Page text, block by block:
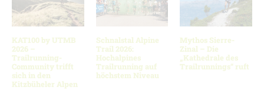
KAT100 by UTMB
2026 –
Trailrunning-
Community trifft
sich in den
Kitzbüheler Alpen
Schnalstal Alpine
Trail 2026:
Hochalpines
Trailrunning auf
höchstem Niveau
Mythos Sierre-
Zinal – Die
„Kathedrale des
Trailrunnings“ ruft